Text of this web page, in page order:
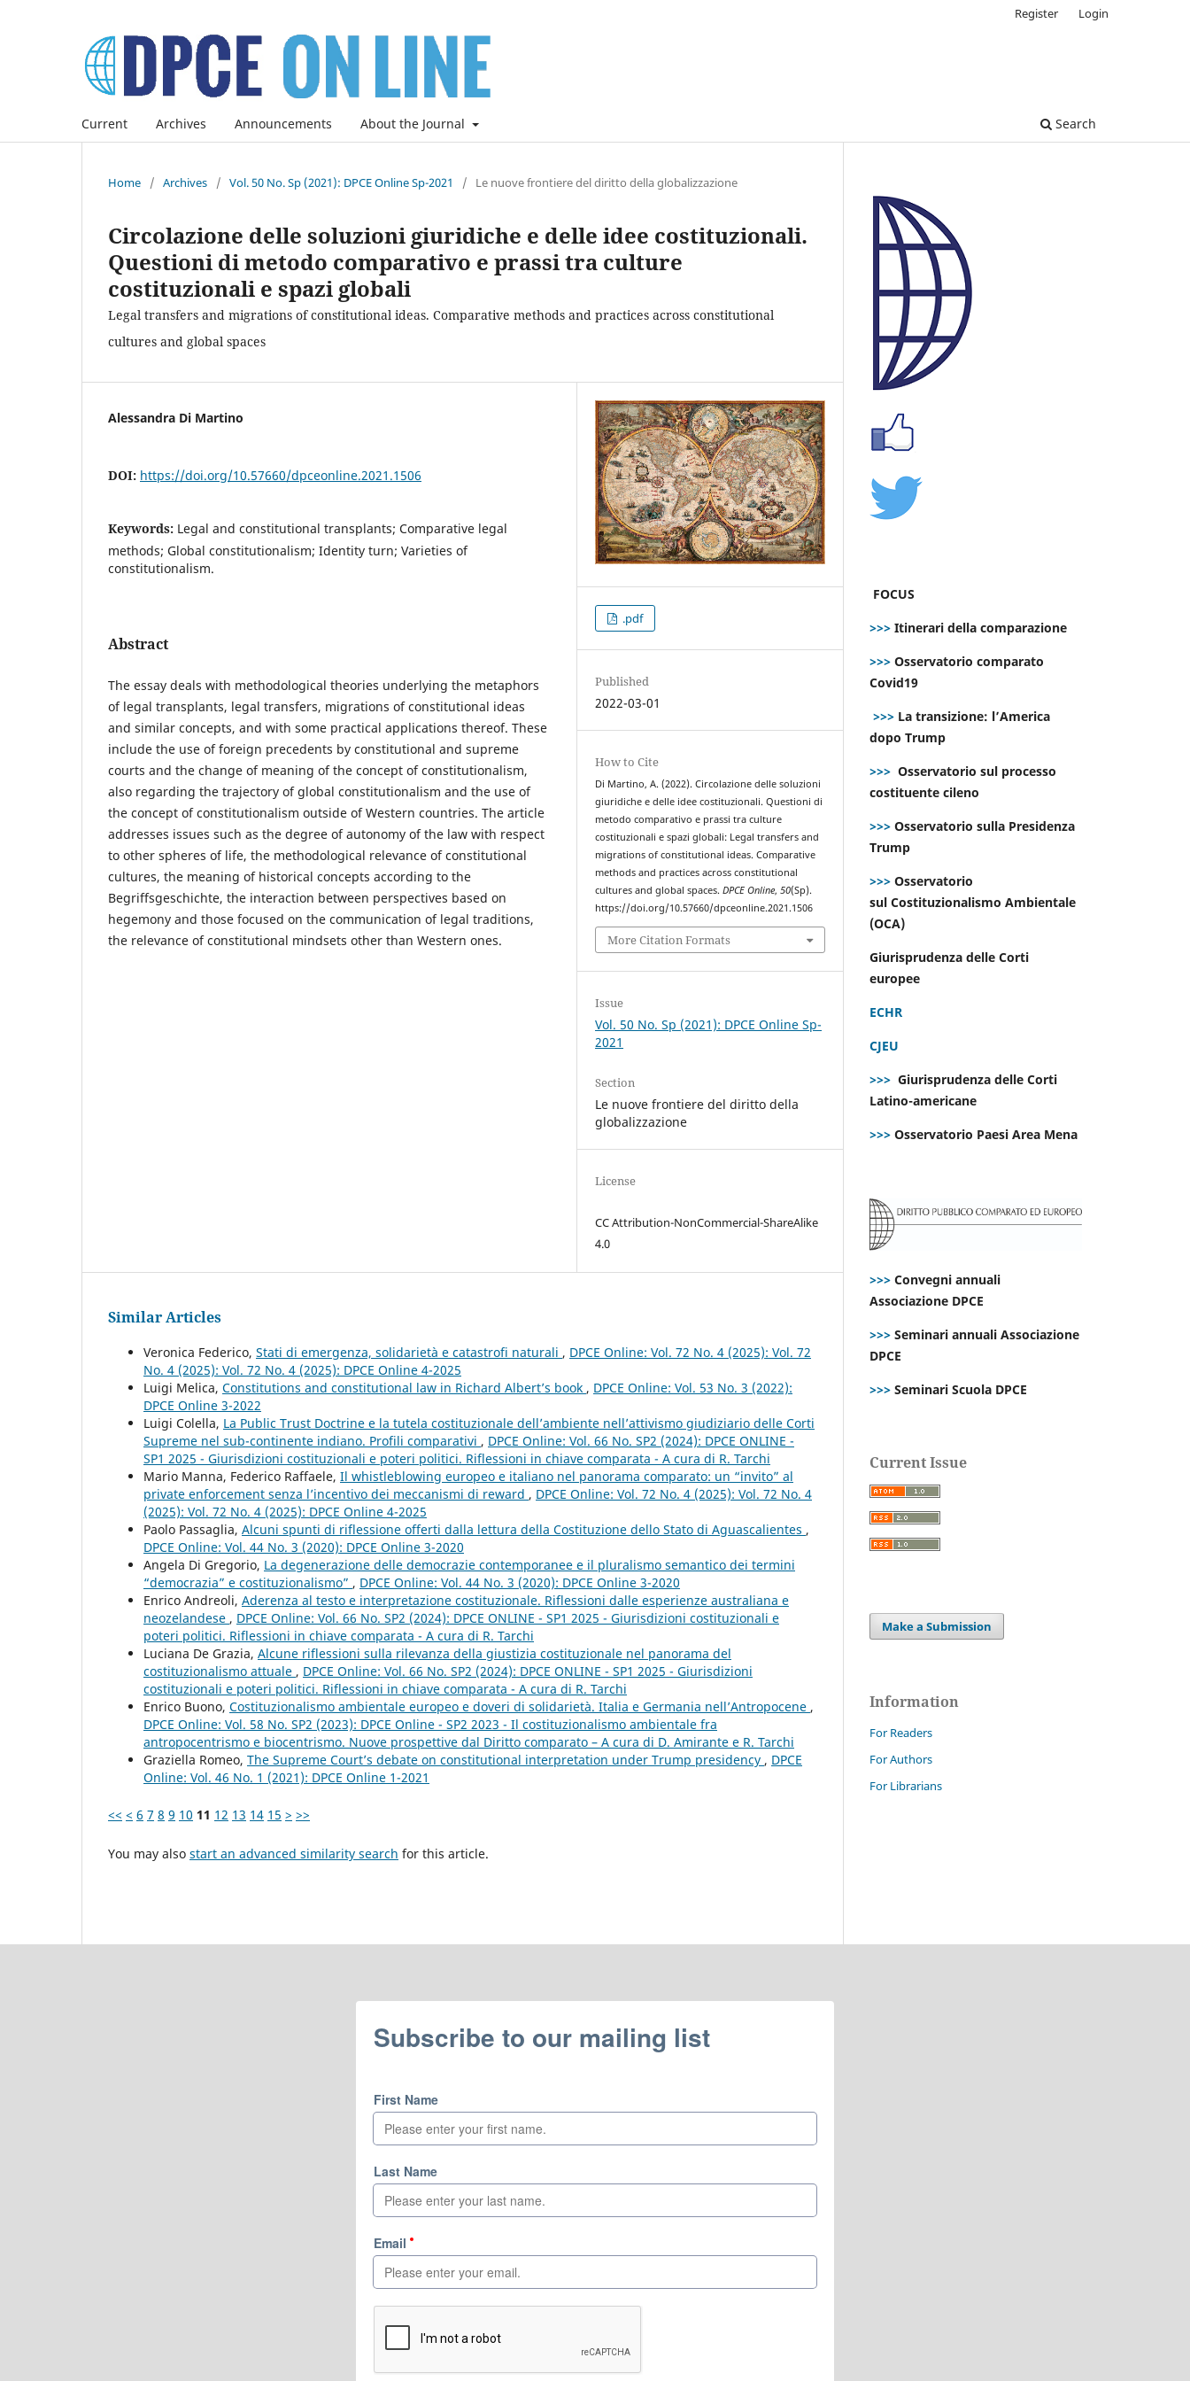
Current Archives Announcements About the Journal Search
Register Login
Home / Archives / Vol. 50 No. Sp (2021): DPCE Online Sp-2021 / Le nuove frontiere del diritto della globalizzazione
Circolazione delle soluzioni giuridiche e delle idee costituzionali.
Questioni di metodo comparativo e prassi tra culture
costituzionali e spazi globali
Legal transfers and migrations of constitutional ideas. Comparative methods and practices across constitutional
cultures and global spaces
Alessandra Di Martino
DOI: https://doi.org/10.57660/dpceonline.2021.1506
Keywords: Legal and constitutional transplants; Comparative legal
methods; Global constitutionalism; Identity turn; Varieties of
constitutionalism.
Abstract
The essay deals with methodological theories underlying the metaphors
of legal transplants, legal transfers, migrations of constitutional ideas
and similar concepts, and with some practical applications thereof. These
include the use of foreign precedents by constitutional and supreme
courts and the change of meaning of the concept of constitutionalism,
also regarding the trajectory of global constitutionalism and the use of
the concept of constitutionalism outside of Western countries. The article
addresses issues such as the degree of autonomy of the law with respect
to other spheres of life, the methodological relevance of constitutional
cultures, the meaning of historical concepts according to the
Begriffsgeschichte, the interaction between perspectives based on
hegemony and those focused on the communication of legal traditions,
the relevance of constitutional mindsets other than Western ones.
.pdf
Published
2022-03-01
How to Cite
Di Martino, A. (2022). Circolazione delle soluzioni
giuridiche e delle idee costituzionali. Questioni di
metodo comparativo e prassi tra culture
costituzionali e spazi globali: Legal transfers and
migrations of constitutional ideas. Comparative
methods and practices across constitutional
cultures and global spaces.DPCE Online,50(Sp).
https://doi.org/10.57660/dpceonline.2021.1506
More Citation Formats
Issue
Vol. 50 No. Sp (2021): DPCE Online Sp-
2021
Section
Le nuove frontiere del diritto della
globalizzazione
License
CC Attribution-NonCommercial-ShareAlike
4.0
Similar Articles
Veronica Federico, Stati di emergenza, solidarietà e catastrofi naturali , DPCE Online: Vol. 72 No. 4 (2025): Vol. 72
No. 4 (2025): Vol. 72 No. 4 (2025): DPCE Online 4-2025
Luigi Melica, Constitutions and constitutional law in Richard Albert’s book , DPCE Online: Vol. 53 No. 3 (2022):
DPCE Online 3-2022
Luigi Colella, La Public Trust Doctrine e la tutela costituzionale dell’ambiente nell’attivismo giudiziario delle Corti
Supreme nel sub-continente indiano. Profili comparativi , DPCE Online: Vol. 66 No. SP2 (2024): DPCE ONLINE -
SP1 2025 - Giurisdizioni costituzionali e poteri politici. Riflessioni in chiave comparata - A cura di R. Tarchi
Mario Manna, Federico Raffaele, Il whistleblowing europeo e italiano nel panorama comparato: un “invito” al
private enforcement senza l’incentivo dei meccanismi di reward , DPCE Online: Vol. 72 No. 4 (2025): Vol. 72 No. 4
(2025): Vol. 72 No. 4 (2025): DPCE Online 4-2025
Paolo Passaglia, Alcuni spunti di riflessione offerti dalla lettura della Costituzione dello Stato di Aguascalientes ,
DPCE Online: Vol. 44 No. 3 (2020): DPCE Online 3-2020
Angela Di Gregorio, La degenerazione delle democrazie contemporanee e il pluralismo semantico dei termini
“democrazia” e costituzionalismo” , DPCE Online: Vol. 44 No. 3 (2020): DPCE Online 3-2020
Enrico Andreoli, Aderenza al testo e interpretazione costituzionale. Riflessioni dalle esperienze australiana e
neozelandese , DPCE Online: Vol. 66 No. SP2 (2024): DPCE ONLINE - SP1 2025 - Giurisdizioni costituzionali e
poteri politici. Riflessioni in chiave comparata - A cura di R. Tarchi
Luciana De Grazia, Alcune riflessioni sulla rilevanza della giustizia costituzionale nel panorama del
costituzionalismo attuale , DPCE Online: Vol. 66 No. SP2 (2024): DPCE ONLINE - SP1 2025 - Giurisdizioni
costituzionali e poteri politici. Riflessioni in chiave comparata - A cura di R. Tarchi
Enrico Buono, Costituzionalismo ambientale europeo e doveri di solidarietà. Italia e Germania nell’Antropocene ,
DPCE Online: Vol. 58 No. SP2 (2023): DPCE Online - SP2 2023 - Il costituzionalismo ambientale fra
antropocentrismo e biocentrismo. Nuove prospettive dal Diritto comparato – A cura di D. Amirante e R. Tarchi
Graziella Romeo, The Supreme Court’s debate on constitutional interpretation under Trump presidency , DPCE
Online: Vol. 46 No. 1 (2021): DPCE Online 1-2021
<< < 6 7 8 9 10 11 12 13 14 15 > >>
You may also start an advanced similarity search for this article.
FOCUS
>>> Itinerari della comparazione
>>> Osservatorio comparato
Covid19
>>> La transizione: l’America
dopo Trump
>>> Osservatorio sul processo
costituente cileno
>>> Osservatorio sulla Presidenza
Trump
>>> Osservatorio
sul Costituzionalismo Ambientale
(OCA)
Giurisprudenza delle Corti
europee
ECHR
CJEU
>>> Giurisprudenza delle Corti
Latino-americane
>>> Osservatorio Paesi Area Mena
>>> Convegni annuali
Associazione DPCE
>>> Seminari annuali Associazione
DPCE
>>> Seminari Scuola DPCE
Current Issue
Make a Submission
Information
For Readers
For Authors
For Librarians